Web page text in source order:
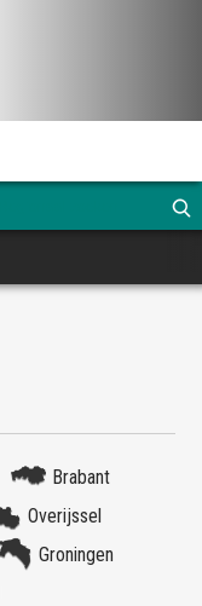
Brabant
Overijssel
Groningen